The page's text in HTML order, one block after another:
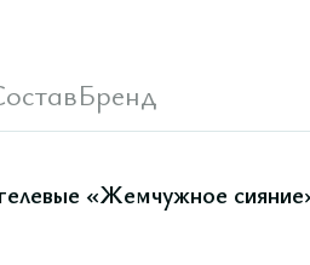
Бренд
«Жемчужное